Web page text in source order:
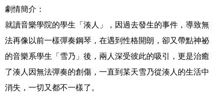
劇情簡介：
就讀音樂學院的學生「湊人」，因過去發生的事件，導致無
法再像以前一樣彈奏鋼琴，在遇到性格開朗，卻又帶點神祕
的音樂系學生「雪乃」後，兩人深受彼此的吸引，更是治癒
了湊人因無法彈奏的創傷，一直到某天雪乃從湊人的生活中
消失，一切又都不一樣了。